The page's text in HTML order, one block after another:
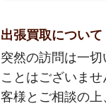
出張買取について
突然の訪問は一
ことはございま
客様とご相談の上